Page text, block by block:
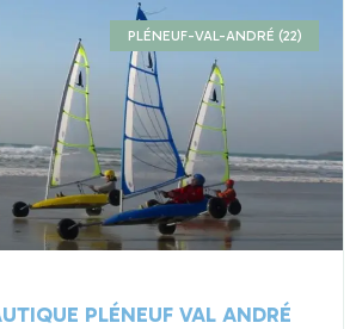
PLÉNEUF-VAL-ANDRÉ (22)
PLÉNEUF VAL ANDRÉ